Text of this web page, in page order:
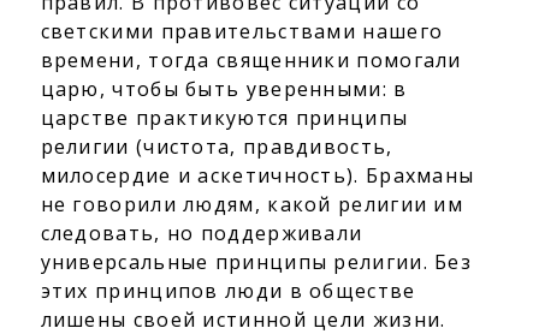
светскими правительствами нашего
времени, тогда священники помогали
царю, чтобы быть уверенными: в
царстве практикуются принципы
религии (чистота, правдивость,
милосердие и аскетичность). Брахманы
не говорили людям, какой религии им
следовать, но поддерживали
универсальные принципы религии. Без
этих принципов люди в обществе
лишены своей истинной цели жизни.